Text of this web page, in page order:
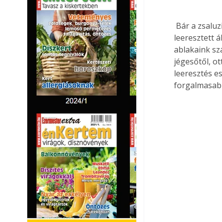
Bár a
leeresztett
ablakaink
jégesőtől,
leeresztés